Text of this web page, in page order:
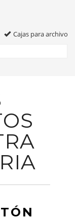
Cajas para archivo